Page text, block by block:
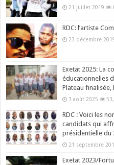
21 juillet 2019
RDC: l’artiste
23 décembre
Exetat 2025: La
éducationnelles
Plateau finalisée,
3 août 2025
RDC : Voici les
candidats qui
présidentielle du
21 septembre
Exetat 2023/